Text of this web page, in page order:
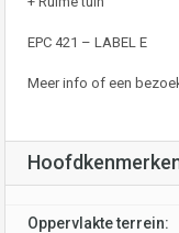
EPC 421 – LABEL E
Meer info of een
Oppervlakte terrein: